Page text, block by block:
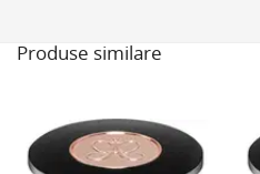
Produse similare